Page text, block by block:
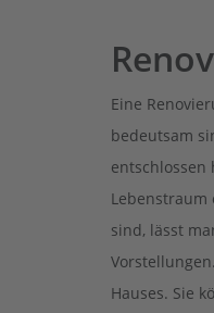
Eine
bedeutsam
entschlossen
Lebenstraum
sind, lässt
Hauses. Sie